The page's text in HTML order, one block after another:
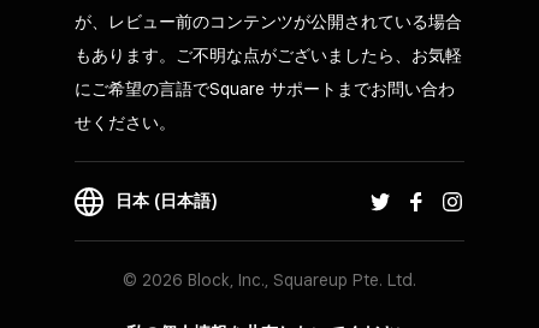
が、レビュー前のコンテンツが公開されている場合
もあります。ご不明な点がございましたら、お気軽
にご希望の言語でSquare サポートまでお問い合わ
せください。
日本 (日本語)
© 2026 Block, Inc., Squareup Pte. Ltd.